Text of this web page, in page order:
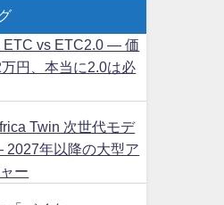
ETC vs ETC2.0 ― 価
円、本当に2.0は必
Twin 次世代モデ
2027年以降の大型ア
ー